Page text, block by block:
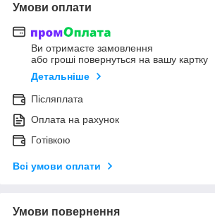
Умови оплати
Ви отримаєте замовлення
або гроші повернуться на вашу картку
Детальніше
Післяплата
Оплата на рахунок
Готівкою
Всі умови оплати
Умови повернення